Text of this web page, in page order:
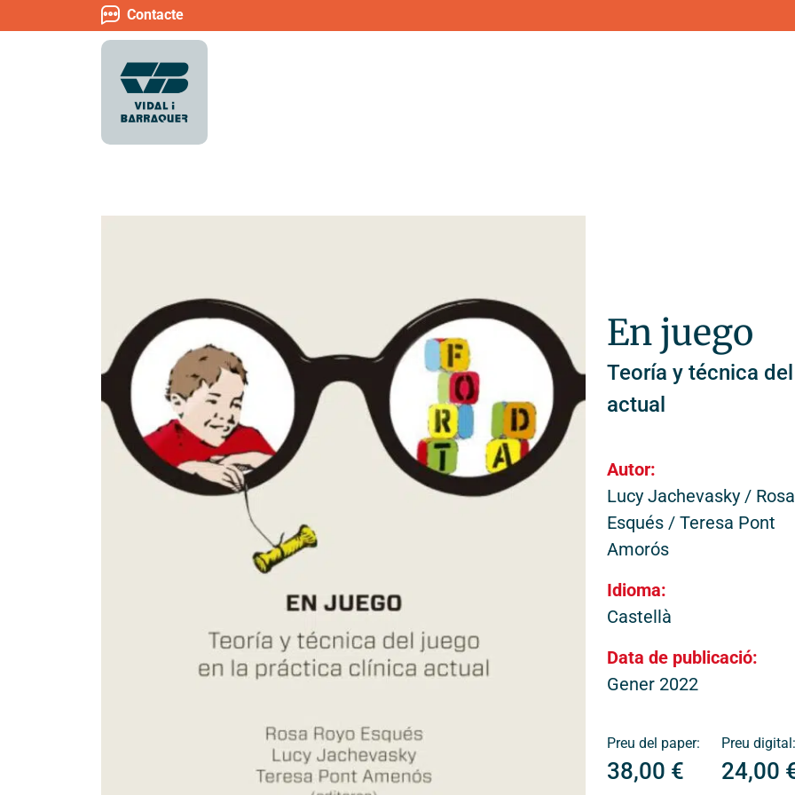
Contacte
En juego
Teoría y técnica
actual
Autor:
Lucy Jachevasky /
Esqués / Teresa Pont
Amorós
Idioma:
Castellà
Data de publicació:
Gener 2022
Preu del paper:
38,00 €
Preu digital:
24,00
Som una institució creada l’any 1964 i
dedicada a l’àmbit de la Salut i
específicament al de la Salut Mental.
recerca en la salut mental, amb una
mirada psicològica, social, biològica i
Instagram
Facebook
LinkedIn
Assistència Pública
Recerca
Participació
Actualitat i agenda
Contacte
Transparència
Canal ètic
Equip Guia
Hospital de Dia
Pla de Suport
Servei de
Centre Mèdic